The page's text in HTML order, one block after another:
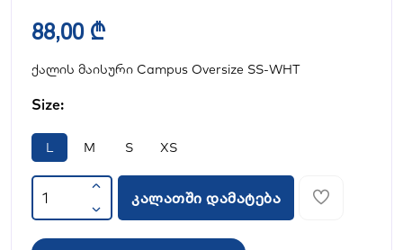
88,00 ₾
ქალის მაისური Campus Oversize SS-WHT
Size:
L M S XS
კალათში დამატება